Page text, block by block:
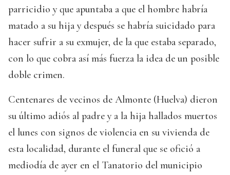
parricidio y que apuntaba a que el hombre habría
matado a su hija y después se habría suicidado para
hacer sufrir a su exmujer, de la que estaba separado,
con lo que cobra así más fuerza la idea de un posible
doble crimen.
Centenares de vecinos de Almonte (Huelva) dieron
su último adiós al padre y a la hija hallados muertos
el lunes con signos de violencia en su vivienda de
esta localidad, durante el funeral que se ofició a
mediodía de ayer en el Tanatorio del municipio